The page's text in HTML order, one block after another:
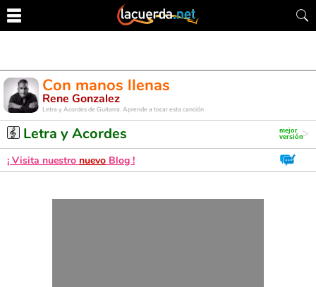
Con manos llenas
Rene Gonzalez
Letra y Acordes de Guitarra. Aprende a tocar esta canción
Letra y Acordes
¡ Visita nuestro nuevo Blog !